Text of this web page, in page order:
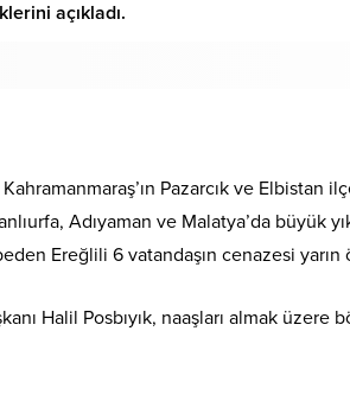
açıkladı.
Pazarcık ve Elbistan
Adıyaman ve Malatya’da büyük
Ereğlili 6 vatandaşın cenazesi
Halil Posbıyık, naaşları almak